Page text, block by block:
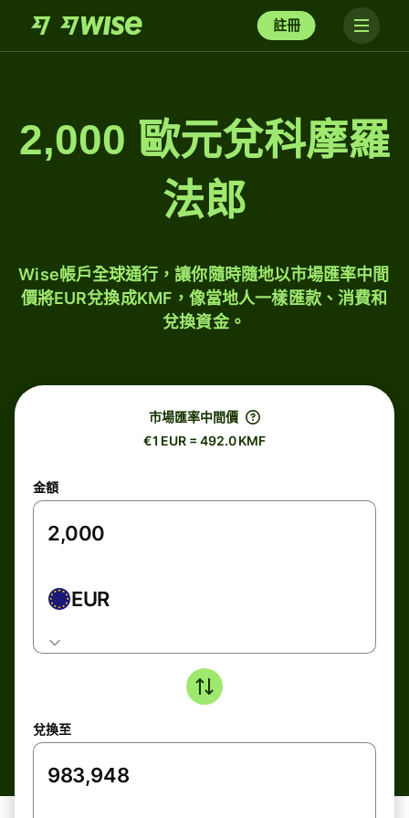
註冊
2,000 歐元兌科摩羅
法郎
Wise帳戶全球通行，讓你隨時隨地以市場匯率中間
價將EUR兌換成KMF，像當地人一樣匯款、消費和
兌換資金。
市場匯率中間價
€1 EUR = 492.0 KMF
金額
EUR
兌換至